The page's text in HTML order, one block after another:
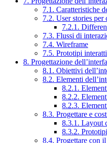
7.1. Caratteristiche
7.2. User stories per
7.2.1.
7.3. Flussi di
7.4. Wireframe
7.5. Prototipi
8. Progettazione
8.1. Obiettivi
8.2. Elementi
8.2.1.
8.2.2.
8.2.3.
8.3. Progettare e
8.3.1. Layout
8.3.2.
8.4. Progettare con